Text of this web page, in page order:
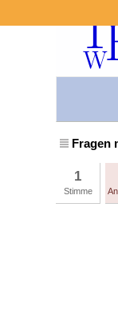
Fragen
1
Stimme